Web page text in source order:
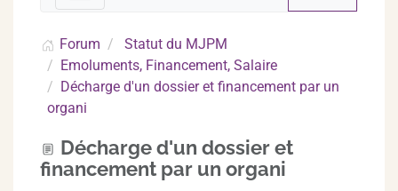
Forum
Statut du MJPM
Emoluments, Financement, Salaire
Décharge d'un dossier et financement par un
organi
Décharge d'un dossier et
financement par un organi